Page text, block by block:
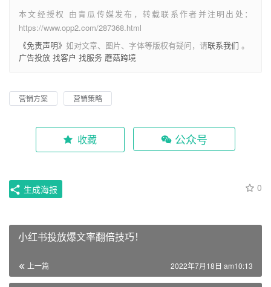
本文经授权 由青瓜传媒发布，转载联系作者并注明出处：
https://www.opp2.com/287368.html
《免责声明》 如对文章、图片、字体等版权有疑问，请联系我们 。
广告投放 找客户 找服务 蘑菇跨境
营销方案 营销策略
收藏 公众号
0
生成海报
小红书投放爆文率翻倍技巧！
上一篇 2022年7月18日 am10:13